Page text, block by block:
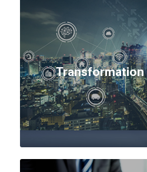
Transformation